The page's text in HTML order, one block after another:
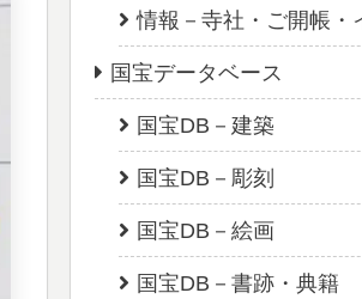
情報－寺社・ご開帳・
国宝データベース
国宝DB－建築
国宝DB－彫刻
国宝DB－絵画
国宝DB－書跡・典籍